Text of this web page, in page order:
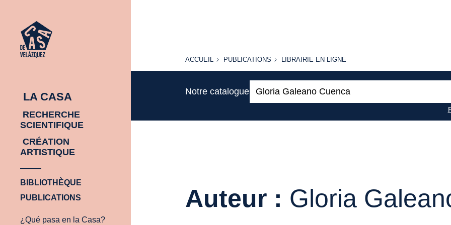
LA CASA
RECHERCHE
SCIENTIFIQUE
CRÉATION
ARTISTIQUE
BIBLIOTHÈQUE
PUBLICATIONS
¿Qué pasa en la Casa?
ACCUEIL
ACCUEIL PUBLICATIONS
PUBLICATIONS
LIBRAIRIE
LIBRAIRIE EN LIGNE
Notre catalogue:
Auteur : Gloria